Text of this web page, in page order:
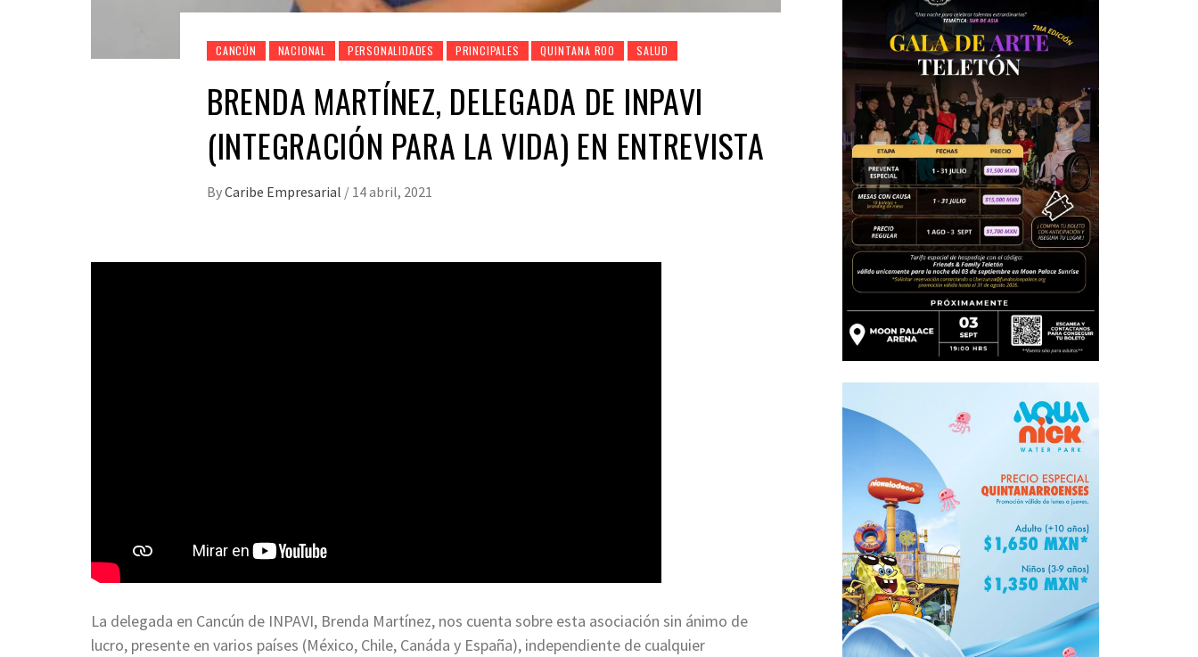
CANCÚN NACIONAL PERSONALIDADES PRINCIPALES QUINTANA ROO SALUD
BRENDA MARTÍNEZ, DELEGADA DE INPAVI
(INTEGRACIÓN PARA LA VIDA) EN ENTREVISTA
ByCaribe Empresarial / 14 abril, 2021
La delegada en Cancún de INPAVI, Brenda Martínez, nos cuenta sobre esta asociación sin ánimo de
lucro, presente en varios países (México, Chile, Canáda y España), independiente de cualquier